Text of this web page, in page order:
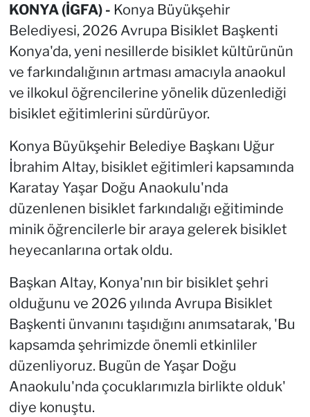
KONYA (İGFA) - Konya Büyükşehir
Belediyesi, 2026 Avrupa Bisiklet Başkenti
Konya'da, yeni nesillerde bisiklet kültürünün
ve farkındalığının artması amacıyla anaokul
ve ilkokul öğrencilerine yönelik düzenlediği
bisiklet eğitimlerini sürdürüyor.
Konya Büyükşehir Belediye Başkanı Uğur
İbrahim Altay, bisiklet eğitimleri kapsamında
Karatay Yaşar Doğu Anaokulu'nda
düzenlenen bisiklet farkındalığı eğitiminde
minik öğrencilerle bir araya gelerek bisiklet
heyecanlarına ortak oldu.
Başkan Altay, Konya'nın bir bisiklet şehri
olduğunu ve 2026 yılında Avrupa Bisiklet
Başkenti ünvanını taşıdığını anımsatarak, 'Bu
kapsamda şehrimizde önemli etkinliler
düzenliyoruz. Bugün de Yaşar Doğu
Anaokulu'nda çocuklarımızla birlikte olduk'
diye konuştu.